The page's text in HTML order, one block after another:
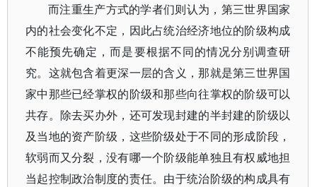
而注重生产方式的学者们则认为，第三世界国家
内的社会变化不定，因此占统治经济地位的阶级构成
不能预先确定，而是要根据不同的情况分别调查研
究。这就包含着更深一层的含义，那就是第三世界国
家中那些已经掌权的阶级和那些向往掌权的阶级可以
共存。除去买办外，还可发现封建的半封建的阶级以
及当地的资产阶级，这些阶级处于不同的形成阶段，
软弱而又分裂，没有哪一个阶级能单独且有权威地担
当起控制政治制度的责任。由于统治阶级的构成具有